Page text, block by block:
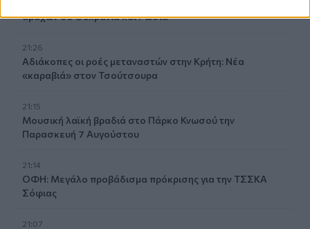
αμάχων σε Ουκρανία και Ρωσία
21:26
Αδιάκοπες οι ροές μεταναστών στην Κρήτη: Νέα
«καραβιά» στον Τσούτσουρα
21:15
Μουσική λαϊκή βραδιά στο Πάρκο Κνωσού την
Παρασκευή 7 Αυγούστου
21:14
ΟΦΗ: Μεγάλο προβάδισμα πρόκρισης για την ΤΣΣΚΑ
Σόφιας
21:07